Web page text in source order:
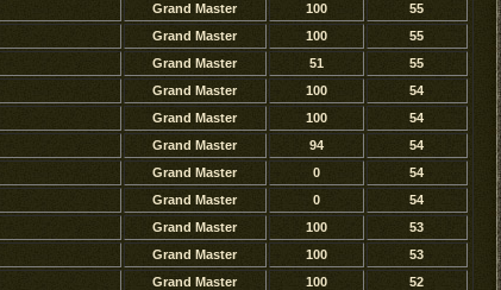
Grand Master 100
55
Grand Master 100
55
Grand Master 51
55
Grand Master 100
54
Grand Master 100
54
Grand Master 94
54
Grand Master 0
54
Grand Master 0
54
Grand Master 100
53
Grand Master 100
53
Grand Master 100
52